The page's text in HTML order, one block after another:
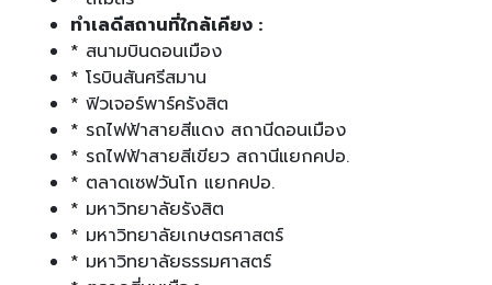
ทำเลดีสถานที่ใกล้เคียง :
* สนามบินดอนเมือง
* โรบินสันศรีสมาน
* ฟิวเจอร์พาร์ครังสิต
* รถไฟฟ้าสายสีแดง สถานีดอนเมือง
* รถไฟฟ้าสายสีเขียว สถานีแยกคปอ.
* ตลาดเซฟวันโก แยกคปอ.
* มหาวิทยาลัยรังสิต
* มหาวิทยาลัยเกษตรศาสตร์
* มหาวิทยาลัยธรรมศาสตร์